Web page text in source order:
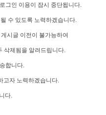
그인 이용이 잠시 중단됩니다.
수 있도록 노력하겠습니다.
시글 이전이 불가능하여
삭제됨을 알려드립니다.
합니다.
고자 노력하겠습니다.
다.